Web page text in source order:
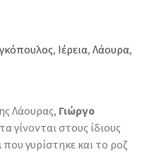
, Ιέρεια, Λάουρα,
Λάουρας, Γιώργο
γίνονται στους ίδιους
που γυρίστηκε και το ροζ